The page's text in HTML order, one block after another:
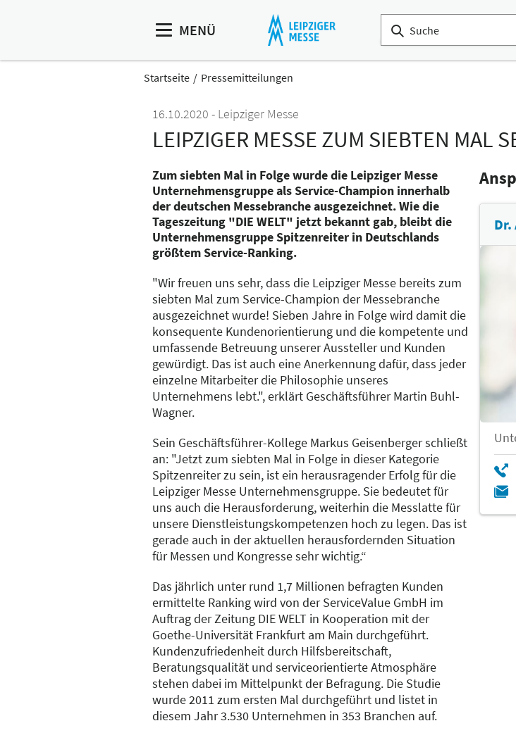
MENÜ
Startseite Pressemitteilungen
16.10.2020
Leipziger Messe
LEIPZIGER MESSE ZUM SIEBTEN MAL
Zum siebten Mal in Folge wurde die Leipziger Messe
Unternehmensgruppe als Service-Champion innerhalb
der deutschen Messebranche ausgezeichnet. Wie die
Tageszeitung "DIE WELT" jetzt bekannt gab, bleibt die
Unternehmensgruppe Spitzenreiter in Deutschlands
größtem Service-Ranking.
"Wir freuen uns sehr, dass die Leipziger Messe bereits zum
siebten Mal zum Service-Champion der Messebranche
ausgezeichnet wurde! Sieben Jahre in Folge wird damit die
konsequente Kundenorientierung und die kompetente und
umfassende Betreuung unserer Aussteller und Kunden
gewürdigt. Das ist auch eine Anerkennung dafür, dass jeder
einzelne Mitarbeiter die Philosophie unseres
Unternehmens lebt.", erklärt Geschäftsführer Martin Buhl-
Wagner.
Sein Geschäftsführer-Kollege Markus Geisenberger schließt
an: "Jetzt zum siebten Mal in Folge in dieser Kategorie
Spitzenreiter zu sein, ist ein herausragender Erfolg für die
Leipziger Messe Unternehmensgruppe. Sie bedeutet für
uns auch die Herausforderung, weiterhin die Messlatte für
unsere Dienstleistungskompetenzen hoch zu legen. Das ist
gerade auch in der aktuellen herausfordernden Situation
für Messen und Kongresse sehr wichtig.“
Das jährlich unter rund 1,7 Millionen befragten Kunden
ermittelte Ranking wird von der ServiceValue GmbH im
Auftrag der Zeitung DIE WELT in Kooperation mit der
Goethe-Universität Frankfurt am Main durchgeführt.
Kundenzufriedenheit durch Hilfsbereitschaft,
Beratungsqualität und serviceorientierte Atmosphäre
stehen dabei im Mittelpunkt der Befragung. Die Studie
wurde 2011 zum ersten Mal durchgeführt und listet in
diesem Jahr 3.530 Unternehmen in 353 Branchen auf.
Dr.